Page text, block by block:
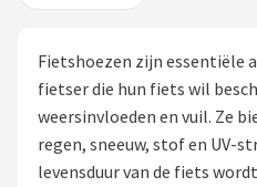
Elektrische fietsen
Mountainbikes
Fietshoezen zijn essentiële
fietser die hun fiets wil
weersinvloeden en vuil. Ze
regen, sneeuw, stof en UV-
levensduur van de fiets